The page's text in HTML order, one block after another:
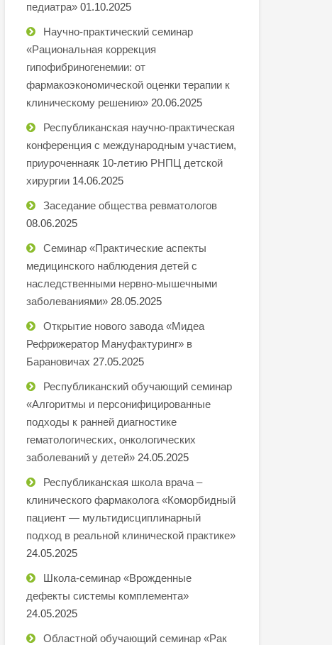
педиатра» 01.10.2025
Научно-практический семинар
«Рациональная коррекция
гипофибриногенемии: от
фармакоэкономической оценки терапии к
клиническому решению» 20.06.2025
Республиканская научно-практическая
конференция с международным участием,
приуроченнаяк 10-летию РНПЦ детской
хирургии 14.06.2025
Заседание общества ревматологов
08.06.2025
Семинар «Практические аспекты
медицинского наблюдения детей с
наследственными нервно-мышечными
заболеваниями» 28.05.2025
Открытие нового завода «Мидеа
Рефрижератор Мануфактуринг» в
Барановичах 27.05.2025
Республиканский обучающий семинар
«Алгоритмы и персонифицированные
подходы к ранней диагностике
гематологических, онкологических
заболеваний у детей» 24.05.2025
Республиканская школа врача –
клинического фармаколога «Коморбидный
пациент — мультидисциплинарный
подход в реальной клинической практике»
24.05.2025
Школа-семинар «Врожденные
дефекты системы комплемента»
24.05.2025
Областной обучающий семинар «Рак